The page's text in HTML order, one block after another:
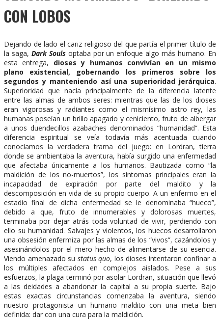
CON LOBOS
Dejando de lado el cariz religioso del que partía el primer título de
la saga, Dark Souls optaba por un enfoque algo más humano. En
esta entrega, dioses y humanos convivían en un mismo
plano existencial, gobernando los primeros sobre los
segundos y manteniendo así una superioridad jerárquica.
Superioridad que nacía principalmente de la diferencia latente
entre las almas de ambos seres: mientras que las de los dioses
eran vigorosas y radiantes como el mismísimo astro rey, las
humanas poseían un brillo apagado y ceniciento, fruto de albergar
a unos duendecillos azabaches denominados “humanidad”. Esta
diferencia espiritual se veía todavía más acentuada cuando
conocíamos la verdadera trama del juego: en Lordran, tierra
donde se ambientaba la aventura, había surgido una enfermedad
que afectaba únicamente a los humanos. Bautizada como “la
maldición de los no-muertos”, los síntomas principales eran la
incapacidad de expiración por parte del maldito y la
descomposición en vida de su propio cuerpo. A un enfermo en el
estadio final de dicha enfermedad se le denominaba “hueco”,
debido a que, fruto de innumerables y dolorosas muertes,
terminaba por dejar atrás toda voluntad de vivir, perdiendo con
ello su humanidad. Salvajes y violentos, los huecos desarrollaron
una obsesión enfermiza por las almas de los “vivos”, cazándolos y
asesinándolos por el mero hecho de alimentarse de su esencia.
Viendo amenazado su status quo, los dioses intentaron confinar a
los múltiples afectados en complejos aislados. Pese a sus
esfuerzos, la plaga terminó por asolar Lordran, situación que llevó
a las deidades a abandonar la capital a su propia suerte. Bajo
estas exactas circunstancias comenzaba la aventura, siendo
nuestro protagonista un humano maldito con una meta bien
definida: dar con una cura para la maldición.